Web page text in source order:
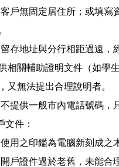
（1）客戶無固定居住所；或
（2）留存地址與分行相距過
提供相關輔助證明文件（
係，又無法提出合理說明者。
（3）不提供一般市內電話號
戶文件：
1）使用之印鑑為電腦新刻成
2）開戶證件過於老舊，未能